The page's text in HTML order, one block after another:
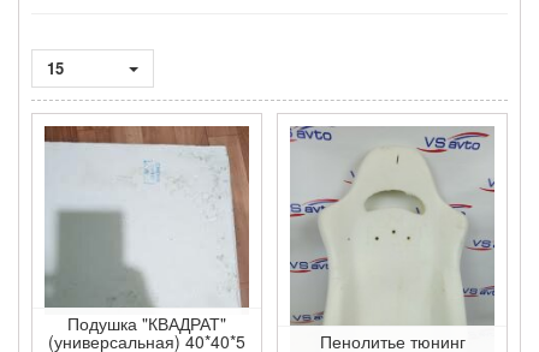
15
Подушка "КВАДРАТ"
(универсальная) 40*40*5 Пенолитье тюнинг